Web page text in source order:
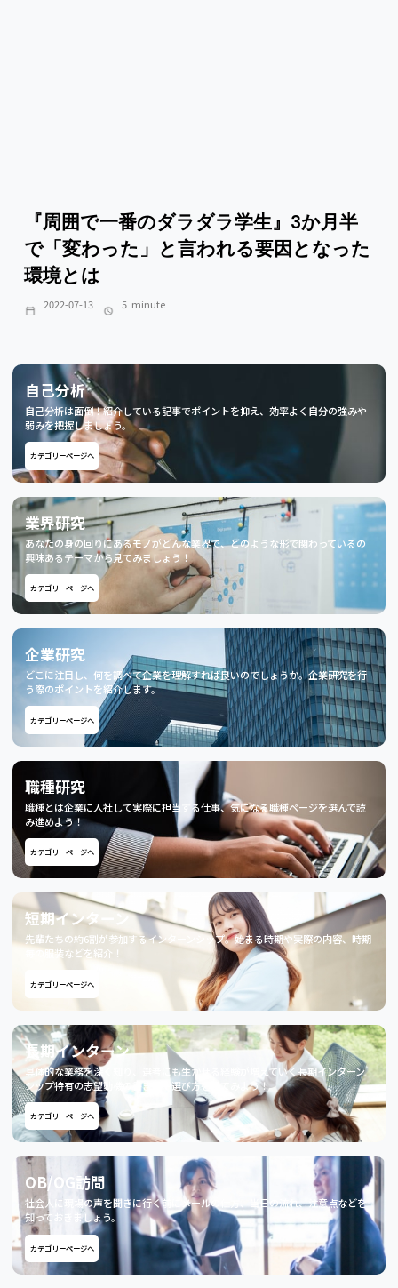
『周囲で一番のダラダラ学生』3か月半
で「変わった」と言われる要因となった
環境とは
2022-07-13 5 minute
自己分析
自己分析は面倒！紹介している記事でポイントを抑え、効率よく自分の強みや
弱みを把握しましょう。
カテゴリーページへ
業界研究
あなたの身の回りにあるモノがどんな業界で、どのような形で関わっているの
興味あるテーマから見てみましょう！
カテゴリーページへ
企業研究
どこに注目し、何を調べて企業を理解すれば良いのでしょうか。企業研究を行
う際のポイントを紹介します。
カテゴリーページへ
職種研究
職種とは企業に入社して実際に担当する仕事、気になる職種ページを選んで読
み進めよう！
カテゴリーページへ
短期インターン
先輩たちの約6割が参加するインターンシップ。始まる時期や実際の内容、時期
毎の服装などを紹介！
カテゴリーページへ
長期インターン
具体的な業務を深く知り、選考にも生かせる経験が増えていく長期インターン
シップ特有の志望動機の書き方や選び方を見てみよう！
カテゴリーページへ
OB/OG訪問
社会人に現場の声を聞きに行く前にメールの仕方、当日の流れ、注意点などを
知っておきましょう。
カテゴリーページへ